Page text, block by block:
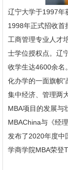
辽宁大学于1997年
1998年正式招收首
工商管理专业人才
士学位授权点。辽
收学生达4600余名
化办学的一面旗帜
集中经济、管理两
MBA项目的发展与
MBAChina与《经
发布了2020年度中
学商学院MBA荣登